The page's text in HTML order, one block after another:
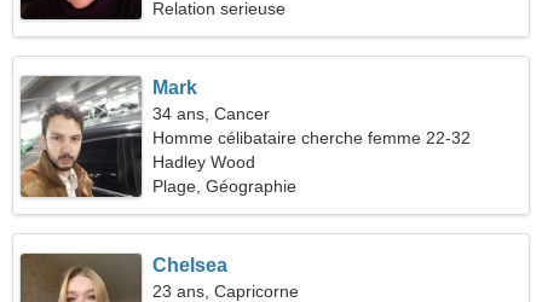
Relation serieuse
Mark
34 ans, Cancer
Homme célibataire cherche femme 22-32
Hadley Wood
Plage, Géographie
Chelsea
23 ans, Capricorne